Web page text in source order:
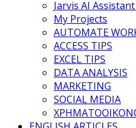
Jarvis AI
My Projects
AUTOMATE
ACCESS TIPS
EXCEL TIPS
DATA ANALYSIS
MARKETING
SOCIAL MEDIA